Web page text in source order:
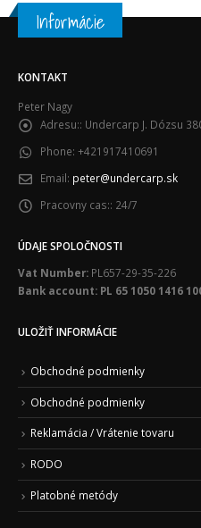
Informácie
KONTAKT
Peter Nagy
Adresu:: Undercarp J. Dózsu
Phone: +421917410691
Email: peter@undercarp.sk
Pracovny cas:: 24/7
ÚDAJE SPOLOČNOSTI
Vat Number: PL657-29-35-226
Bank account: PL 65 1050 1416
ULOŽIŤ INFORMÁCIE
Obchodné podmienky
Obchodné podmienky
Reklamácia / Vrátenie tovaru
RODO
Platobné metódy